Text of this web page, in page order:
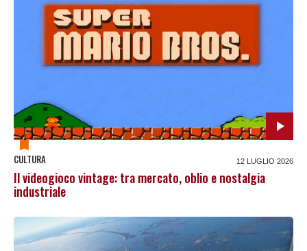
CULTURA 12 LUGLIO 2026
Il videogioco vintage: tra mercato, oblio e nostalgia
industriale